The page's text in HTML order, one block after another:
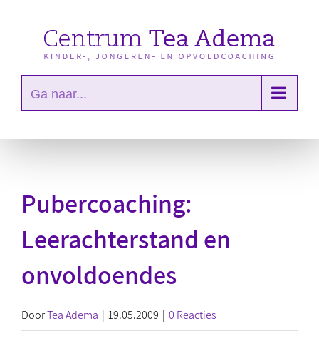
Ga naar...
Pubercoaching:
Leerachterstand en
onvoldoendes
DoorTea Adema | 19.05.2009 | 0 Reacties